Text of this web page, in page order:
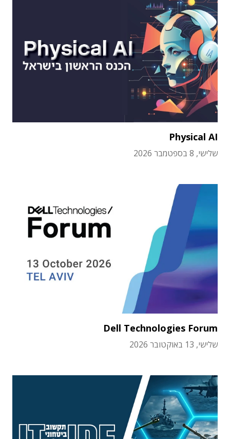
Physical AI
שלישי, 8 בספטמבר 2026
Dell Technologies Forum
שלישי, 13 באוקטובר 2026